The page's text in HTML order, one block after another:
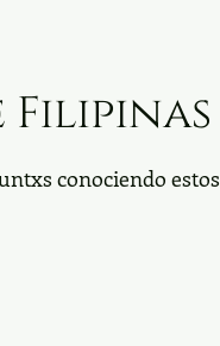
Filipinas
conociendo estos